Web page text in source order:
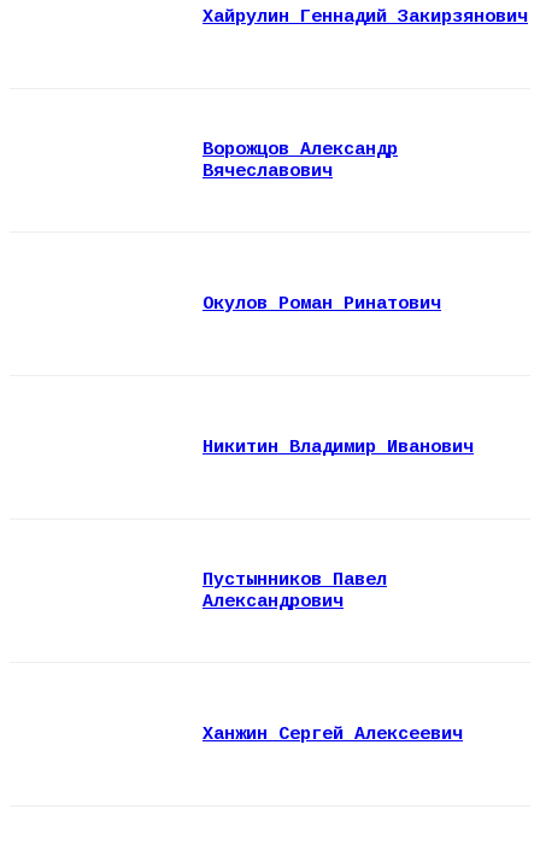
Хайрулин Геннадий Закирзянович
Ворожцов Александр
Вячеславович
Окулов Роман Ринатович
Никитин Владимир Иванович
Пустынников Павел
Александрович
Ханжин Сергей Алексеевич